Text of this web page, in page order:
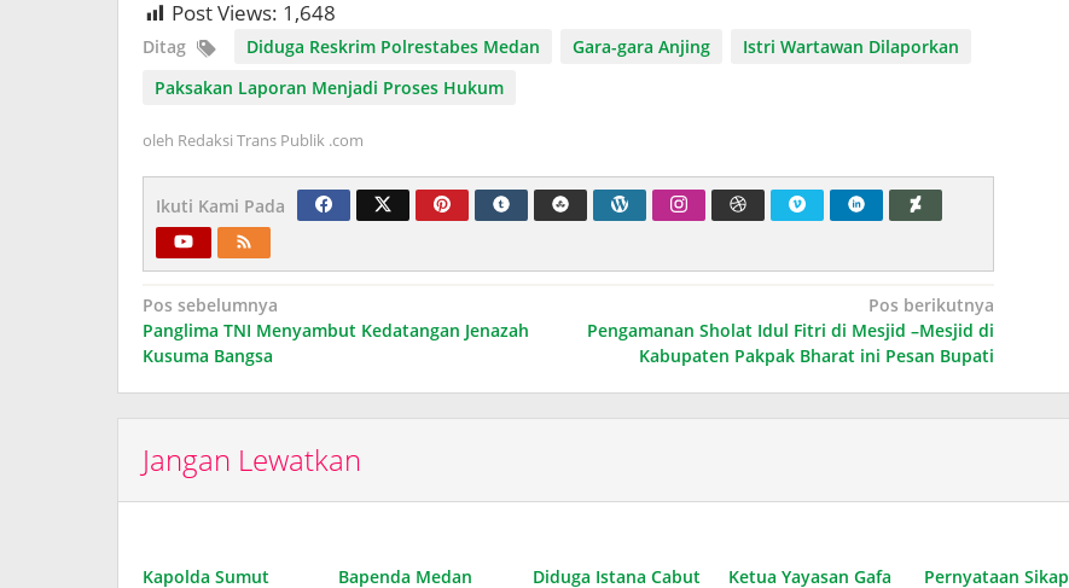
Post Views: 1,648
Ditag Diduga Reskrim Polrestabes Medan Gara-gara Anjing
Istri Wartawan Dilaporkan
Paksakan Laporan Menjadi Proses Hukum
oleh Redaksi Trans Publik .com
Ikuti Kami Pada
Navigasi
pos
Pos sebelumnya
Panglima TNI Menyambut Kedatangan Jenazah
Kusuma Bangsa
Pos berikutnya
Pengamanan Sholat Idul Fitri di Mesjid –Mesjid di
Kabupaten Pakpak Bharat ini Pesan Bupati
Jangan Lewatkan
Kapolda Sumut Bapenda Medan Diduga Istana Cabut Ketua Yayasan Gafa Pernyataan Sikap